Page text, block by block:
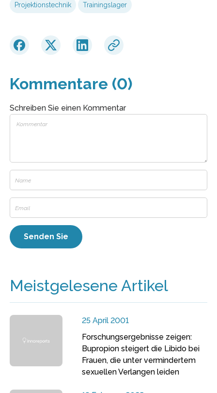
Projektionstechnik Trainingslager
Kommentare (0)
Schreiben Sie einen Kommentar
Meistgelesene Artikel
25 April 2001
Forschungsergebnisse zeigen:
Bupropion steigert die Libido bei
Frauen, die unter vermindertem
sexuellen Verlangen leiden